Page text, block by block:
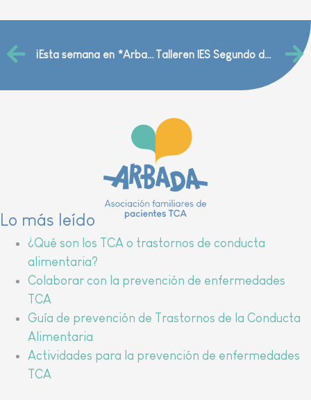
¡Esta semana en *Arbada* no hemos parado! Talleren IES Segundo de Chomón (Teruel)
Lo más leído
¿Qué son los TCA o trastornos de conducta
alimentaria?
Colaborar con la prevención de enfermedades
TCA
Guía de prevención de Trastornos de la Conducta
Alimentaria
Actividades para la prevención de enfermedades
TCA